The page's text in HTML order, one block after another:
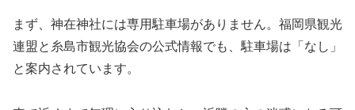
まず、神在神社には専用駐車場がありません。福岡県観光
連盟と糸島市観光協会の公式情報でも、駐車場は「なし」
と案内されています。